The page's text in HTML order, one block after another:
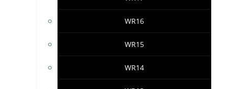
WR16
WR15
WR14